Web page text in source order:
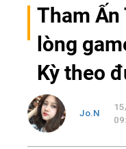
Tham Ấn
lòng
Kỳ theo
Jo.N